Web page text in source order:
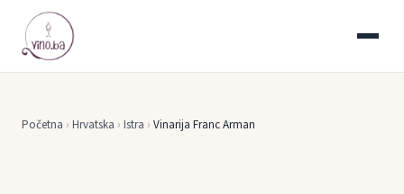
Početna › Hrvatska › Istra › Vinarija Franc Arman